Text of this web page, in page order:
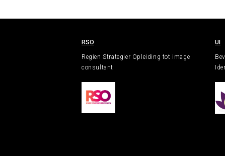
RSO
Regien Strategier Opleiding tot image
consultant
UI